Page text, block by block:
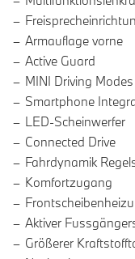
Armauflage vorne
Active Guard
MINI Driving Modes
Smartphone
LED-Scheinwerfer
Connected Drive
Fahrdynamik
Komfortzugang
Aktiver
Größerer